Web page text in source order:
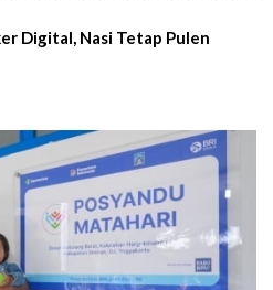
Digital, Nasi Tetap Pulen